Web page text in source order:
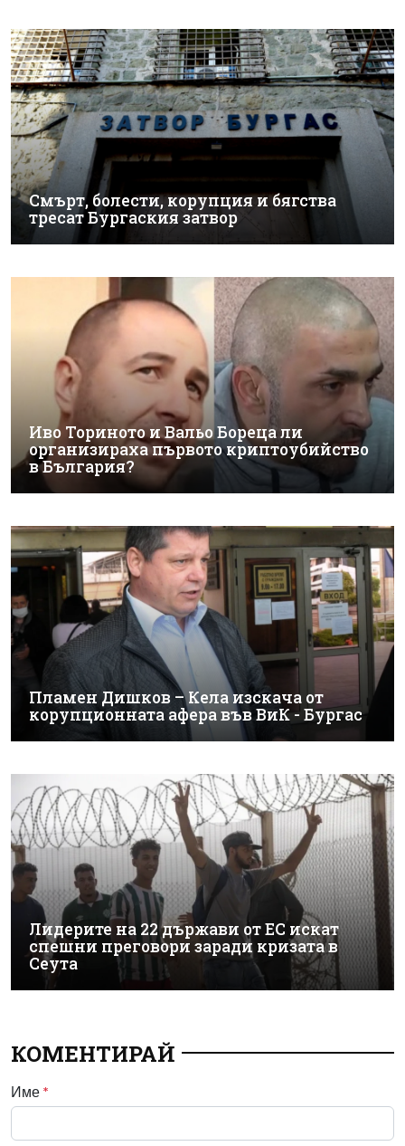
Смърт, болести, корупция и бягства
тресат Бургаския затвор
Иво Ториното и Вальо Бореца ли
организираха първото криптоубийство
в България?
Пламен Дишков – Кела изскача от
корупционната афера във ВиК - Бургас
Лидерите на 22 държави от ЕС искат
спешни преговори заради кризата в
Сеута
КОМЕНТИРАЙ
Име *